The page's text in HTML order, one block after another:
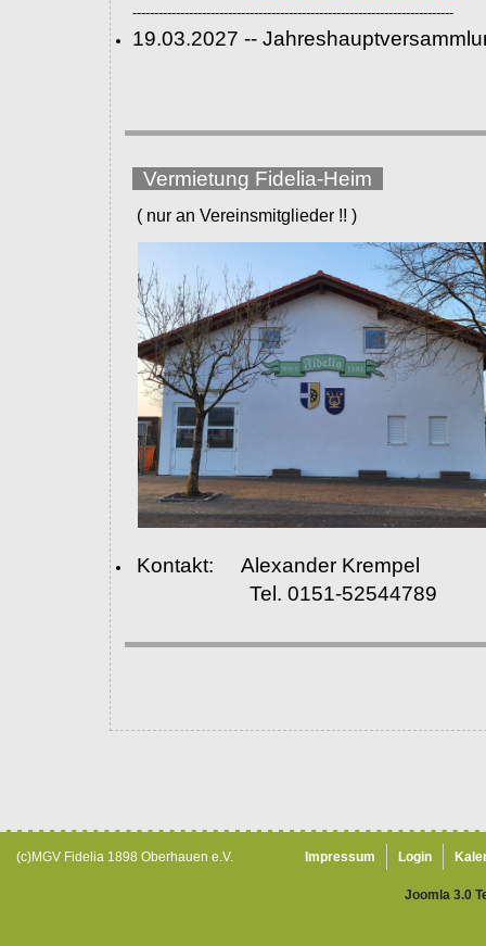
--------------------------------------------------------------------------
19.03.2027 --
Vermietung Fidelia-Heim
( nur an Vereinsmitglieder !! )
Kontakt: Alexander Krempel
Tel. 0151-52544789
(c)MGV Fidelia 1898 Oberhauen e.V. Impressum Login
Joomla 3.0